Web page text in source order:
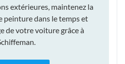
extérieures, maintenez la
peinture dans le temps et
de votre voiture grâce à